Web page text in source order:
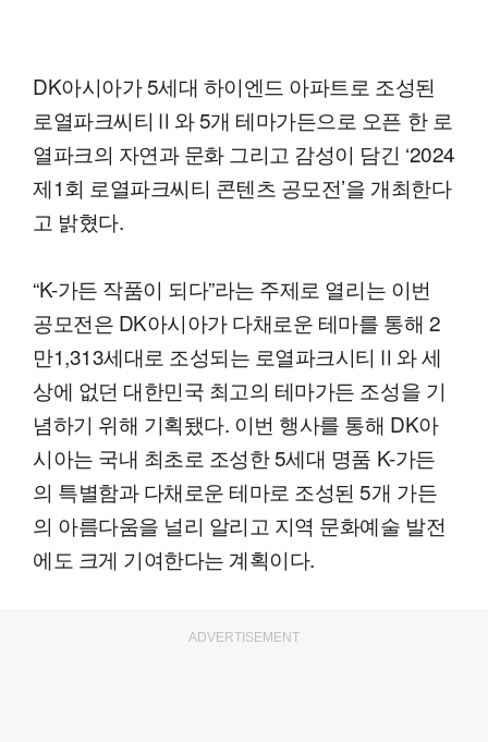
DK아시아가 5세대 하이엔드 아파트로 조성된
로열파크씨티Ⅱ와 5개 테마가든으로 오픈 한 로
열파크의 자연과 문화 그리고 감성이 담긴 ‘2024
제1회 로열파크씨티 콘텐츠 공모전’을 개최한다
고 밝혔다.
“K-가든 작품이 되다”라는 주제로 열리는 이번
공모전은 DK아시아가 다채로운 테마를 통해 2
만1,313세대로 조성되는 로열파크시티Ⅱ와 세
상에 없던 대한민국 최고의 테마가든 조성을 기
념하기 위해 기획됐다. 이번 행사를 통해 DK아
시아는 국내 최초로 조성한 5세대 명품 K-가든
의 특별함과 다채로운 테마로 조성된 5개 가든
의 아름다움을 널리 알리고 지역 문화예술 발전
에도 크게 기여한다는 계획이다.
ADVERTISEMENT